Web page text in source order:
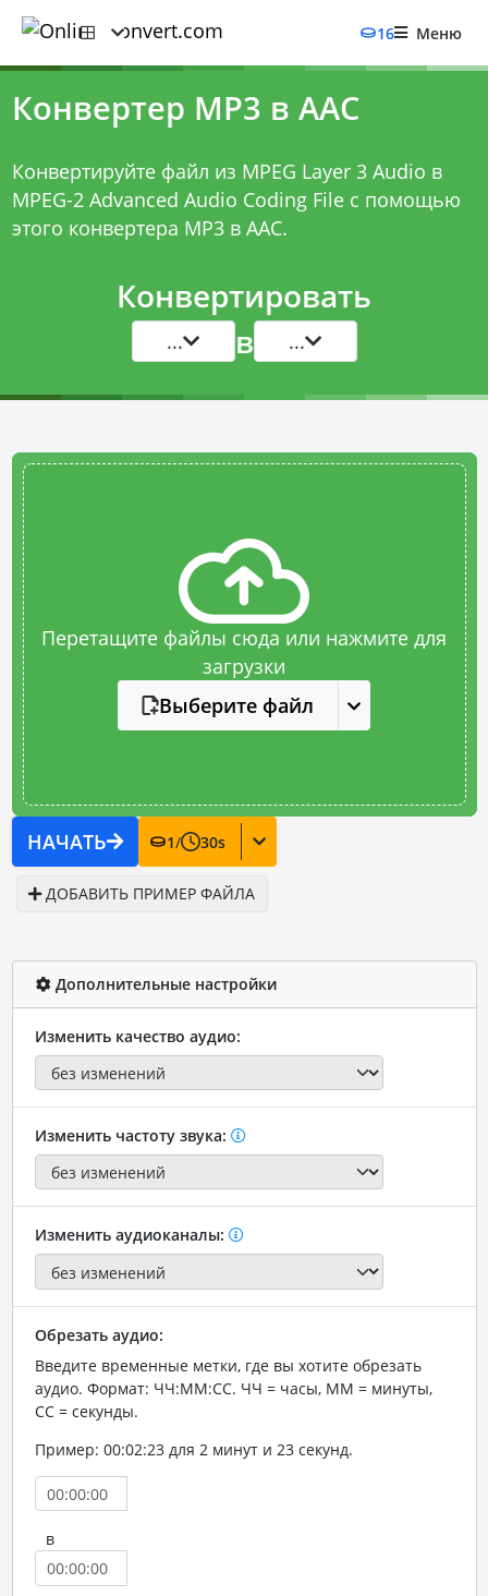
16 Меню
Конвертер MP3 в AAC
Конвертируйте файл из MPEG Layer 3 Audio в
MPEG-2 Advanced Audio Coding File с помощью
этого конвертера MP3 в AAC.
Конвертировать
... в ...
Перетащите файлы сюда или нажмите для
загрузки
Выберите файл
НАЧАТЬ 1/ 30s
ДОБАВИТЬ ПРИМЕР ФАЙЛА
Дополнительные настройки
Изменить качество аудио:
Изменить частоту звука:
Изменить аудиоканалы:
Обрезать аудио:
Введите временные метки, где вы хотите обрезать
аудио. Формат: ЧЧ:ММ:СС. ЧЧ = часы, ММ = минуты,
СС = секунды.
Пример: 00:02:23 для 2 минут и 23 секунд.
в